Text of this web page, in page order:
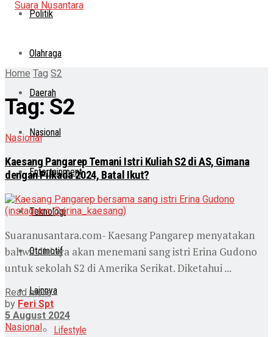
Politik
Olahraga
Daerah
Nasional
Entertainment
Teknologi
Otomotif
Lainnya
Lifestyle
Home Tag S2
Tag: S2
Nasional
Kaesang Pangarep Temani Istri Kuliah S2 di AS, Gimana
dengan Pilkada 2024, Batal Ikut?
Suaranusantara.com- Kaesang Pangarep menyatakan
bahwa dirinya akan menemani sang istri Erina Gudono
untuk sekolah S2 di Amerika Serikat. Diketahui ...
Read more
by Feri Spt
5 August 2024
Nasional